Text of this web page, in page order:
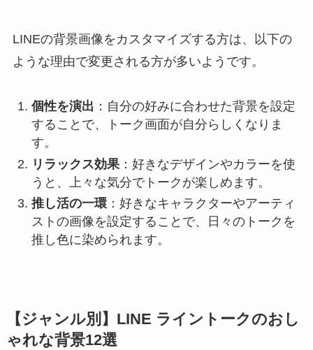
LINEの背景画像をカスタマイズする方は、以下の
ような理由で変更される方が多いようです。
個性を演出 ：自分の好みに合わせた背景を設定
することで、トーク画面が自分らしくなりま
す。
リラックス効果：好きなデザインやカラーを使
うと、上々な気分でトークが楽しめます。
推し活の一環：好きなキャラクターやアーティ
ストの画像を設定することで、日々のトークを
推し色に染められます。
【ジャンル別】LINE ライントークのおし
ゃれな背景12選